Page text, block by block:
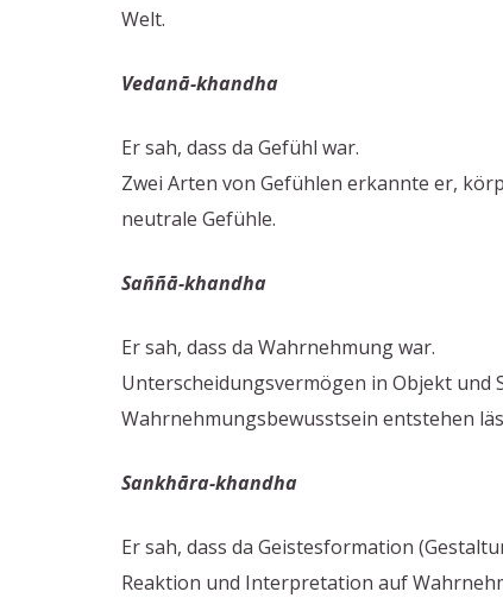
Welt.
Vedanā-khandha
Er sah, dass da Gefühl war.
Zwei Arten von Gefühlen erkannte er,
neutrale Gefühle.
Saññā-khandha
Er sah, dass da Wahrnehmung war.
Unterscheidungsvermögen in Objekt und
Wahrnehmungsbewusstsein entstehen
Sankhāra-khandha
Er sah, dass da Geistesformation
Reaktion und Interpretation auf